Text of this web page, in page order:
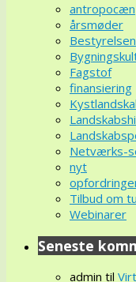
antropocæn
årsmøder
Bestyrelsen
Fagstof
finansiering
Netværks-
nyt
Tilbud om
Webinarer
Seneste
admin til